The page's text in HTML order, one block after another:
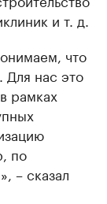
и т. д.
что
Для нас это
рамках
по
– сказал